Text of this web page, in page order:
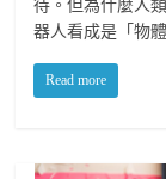
待。但為什麼人
器人看成是「物
Read more